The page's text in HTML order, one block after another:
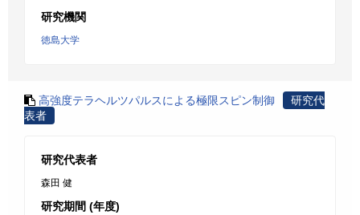
研究機関
徳島大学
高強度テラヘルツパルスによる極限スピン制御
研究代
表者
研究代表者
森田 健
研究期間 (年度)